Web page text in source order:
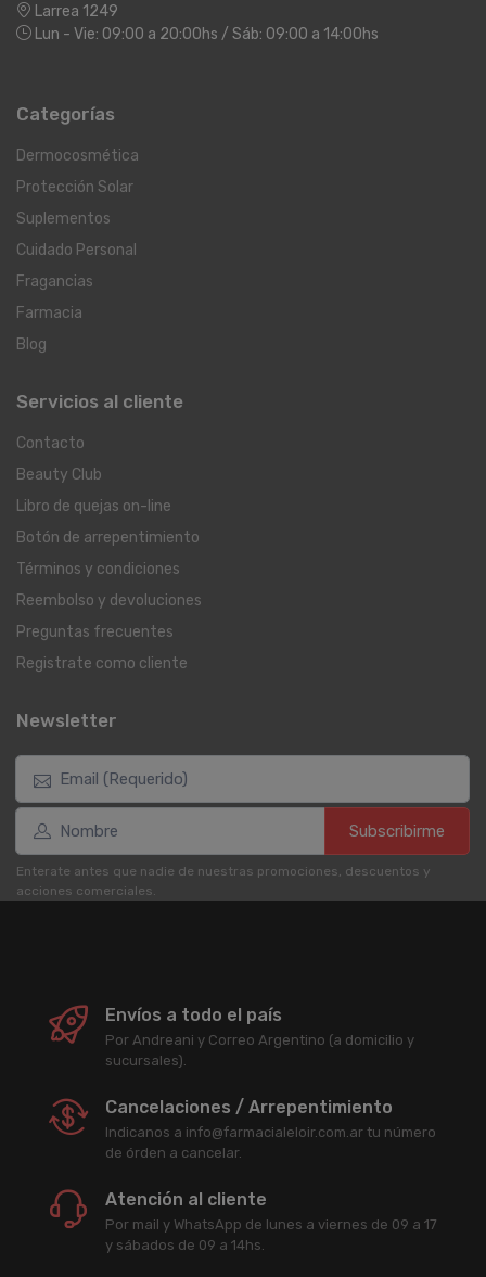
Larrea 1249
Lun - Vie: 09:00 a 20:00hs / Sáb: 09:00 a 14:00hs
Categorías
Dermocosmética
Protección Solar
Suplementos
Cuidado Personal
Fragancias
Farmacia
Blog
Servicios al cliente
Contacto
Beauty Club
Libro de quejas on-line
Botón de arrepentimiento
Términos y condiciones
Reembolso y devoluciones
Preguntas frecuentes
Registrate como cliente
Newsletter
Subscribirme
Enterate antes que nadie de nuestras promociones, descuentos y
acciones comerciales.
Envíos a todo el país
Por Andreani y Correo Argentino (a domicilio y
sucursales).
Cancelaciones / Arrepentimiento
Indicanos a info@farmacialeloir.com.ar tu número
de órden a cancelar.
Atención al cliente
Por mail y WhatsApp de lunes a viernes de 09 a 17
y sábados de 09 a 14hs.